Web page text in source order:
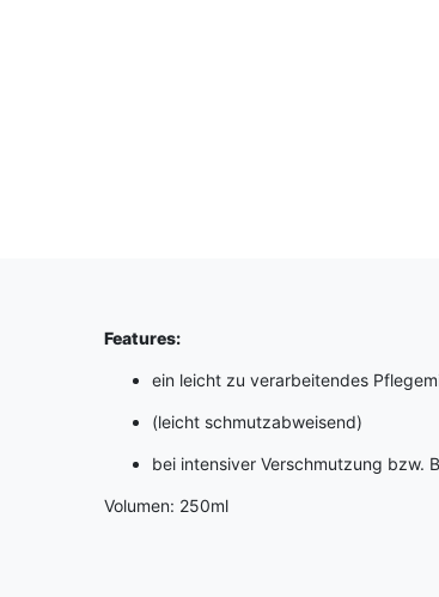
Features:
ein leicht zu verarbeitendes
(leicht schmutzabweisend)
bei intensiver Verschmutzung bzw.
Volumen: 250ml